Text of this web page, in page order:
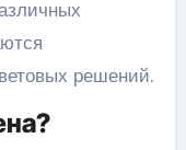
решений.